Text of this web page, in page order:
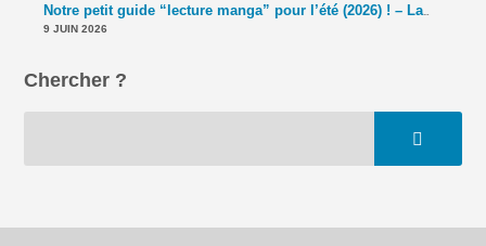
Notre petit guide “lecture manga” pour l’été (2026) ! – La 5e de Couv' – #5DC – Saison 11 épisode 39
9 JUIN 2026
Chercher ?